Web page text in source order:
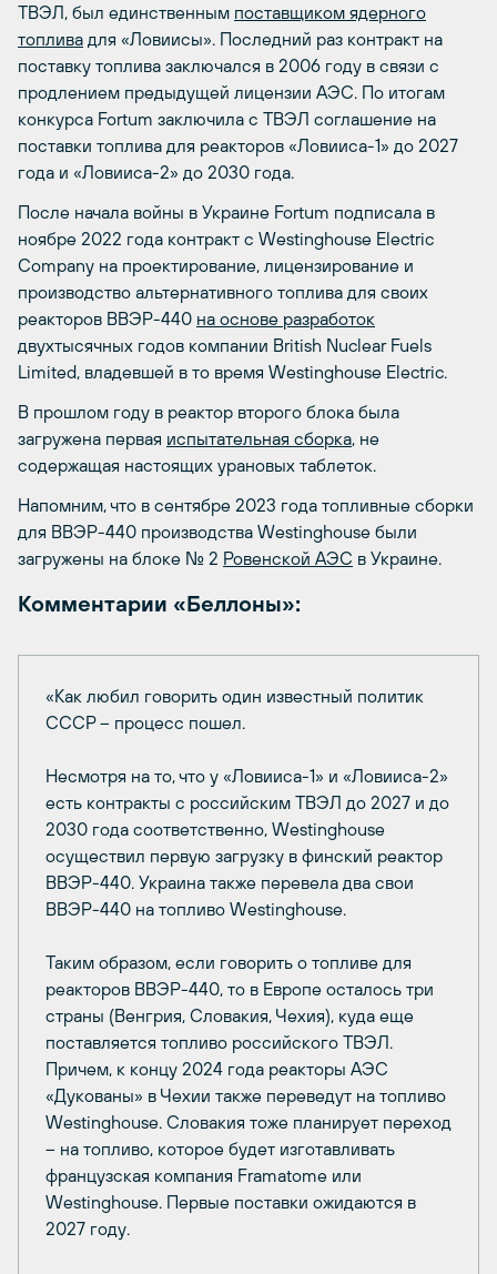
ТВЭЛ, был единственным поставщиком ядерного
топлива для «Ловиисы». Последний раз контракт на
поставку топлива заключался в 2006 году в связи с
продлением предыдущей лицензии АЭС. По итогам
конкурса Fortum заключила с ТВЭЛ соглашение на
поставки топлива для реакторов «Ловииса-1» до 2027
года и «Ловииса-2» до 2030 года.
После начала войны в Украине Fortum подписала в
ноябре 2022 года контракт с Westinghouse Electric
Company на проектирование, лицензирование и
производство альтернативного топлива для своих
реакторов ВВЭР-440 на основе разработок
двухтысячных годов компании British Nuclear Fuels
Limited, владевшей в то время Westinghouse Electric.
В прошлом году в реактор второго блока была
загружена первая испытательная сборка, не
содержащая настоящих урановых таблеток.
Напомним, что в сентябре 2023 года топливные сборки
для ВВЭР-440 производства Westinghouse были
загружены на блоке № 2 Ровенской АЭС в Украине.
Комментарии «Беллоны»:
«Как любил говорить один известный политик
СССР – процесс пошел.
Несмотря на то, что у «Ловииса-1» и «Ловииса-2»
есть контракты с российским ТВЭЛ до 2027 и до
2030 года соответственно, Westinghouse
осуществил первую загрузку в финский реактор
ВВЭР-440. Украина также перевела два свои
ВВЭР-440 на топливо Westinghouse.
Таким образом, если говорить о топливе для
реакторов ВВЭР-440, то в Европе осталось три
страны (Венгрия, Словакия, Чехия), куда еще
поставляется топливо российского ТВЭЛ.
Причем, к концу 2024 года реакторы АЭС
«Дукованы» в Чехии также переведут на топливо
Westinghouse. Словакия тоже планирует переход
– на топливо, которое будет изготавливать
французская компания Framatome или
Westinghouse. Первые поставки ожидаются в
2027 году.